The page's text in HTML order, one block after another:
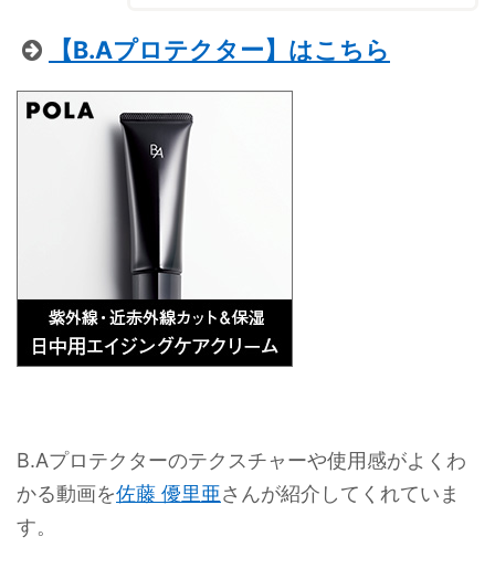
【B.Aプロテクター】はこちら
B.Aプロテクターのテクスチャーや使用感がよくわ
かる動画を佐藤 優里亜さんが紹介してくれていま
す。